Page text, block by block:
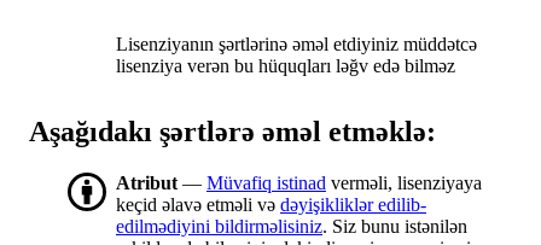
Lisenziyanın şərtlərinə əməl etdiyiniz müddətcə
lisenziya verən bu hüquqları ləğv edə bilməz
Aşağıdakı şərtlərə əməl etməklə:
Atribut — Müvafiq istinad verməli, lisenziyaya
keçid əlavə etməli və dəyişikliklər edilib-
edilmədiyini bildirməlisiniz. Siz bunu istənilən